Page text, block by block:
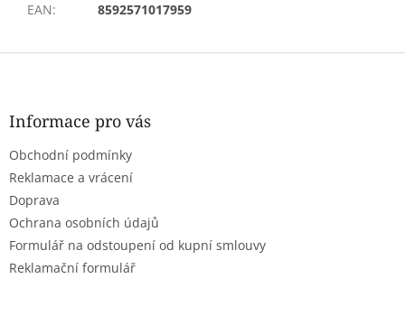
EAN: 8592571017959
Z
Informace pro vás
Obchodní podmínky
Reklamace a vrácení
Doprava
Ochrana osobních údajů
Formulář na odstoupení od kupní smlouvy
Reklamační formulář